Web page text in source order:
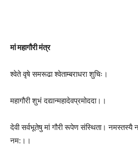
मां महागौरी मंत्र
श्वेते वृषे समरूढा श्वेताम्बराधरा शुचिः।
महागौरी शुभं दद्यान्महादेवप्रमोददा।।
देवी सर्वभू‍तेषु मां गौरी रूपेण संस्थिता।
नम:।।